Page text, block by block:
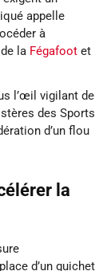
appelle
à
la Fégafoot et
l’œil vigilant de
des Sports
d’un flou
la
d’un guichet